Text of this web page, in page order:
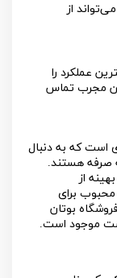
از
عملکرد را
مجرب تماس
است که به دنبال
صرفه هستند.
از
محبوب برای
بوتان
موجود است.